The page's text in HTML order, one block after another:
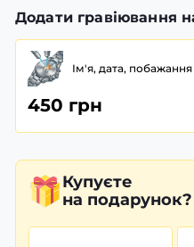
Додати гравіювання
Ім'я, дата,
450 грн
Купуєте
на подарунок?